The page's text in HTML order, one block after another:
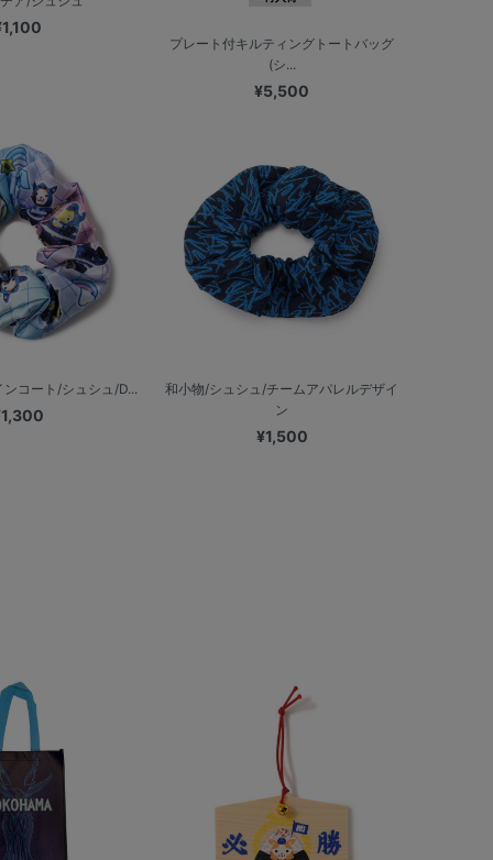
プレート付キルティングトートバッグ
(シ...
¥5,500
コート/シュシュ/D...
和小物/シュシュ/チームアパレルデザイ
ン
¥1,500